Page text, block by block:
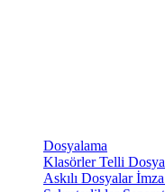
Dosyalama
KlasörlerTelli
Askılı Dosyalar